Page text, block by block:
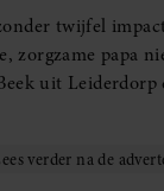
twijfel
papa
uit